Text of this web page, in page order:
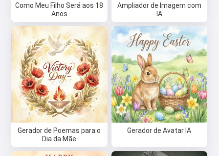
Como Meu Filho Será aos 18
Anos
Ampliador de Imagem com
IA
Gerador de Poemas para o
Dia da Mãe
Gerador de Avatar IA